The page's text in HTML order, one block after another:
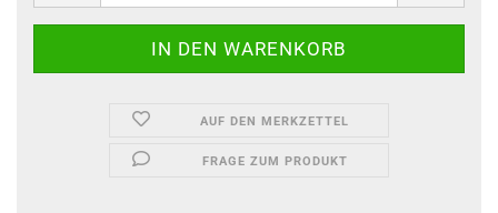
AUF DEN MERKZETTEL
FRAGE ZUM PRODUKT